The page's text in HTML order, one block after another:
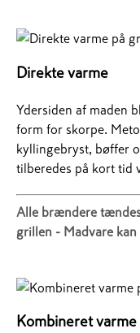
Direkte varme
Ydersiden af maden
form for skorpe.
kyllingebryst, bøffer
tilberedes på kort tid
Alle brændere
grillen - Madvare
Kombineret varme